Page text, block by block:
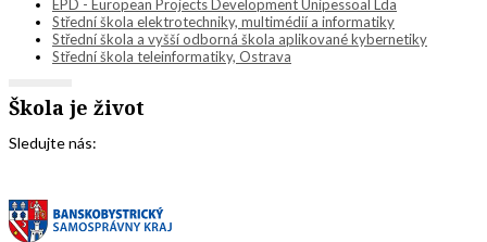
EPD - European Projects Development Unipessoal Lda
Střední škola elektrotechniky, multimédií a informatiky
Střední škola a vyšší odborná škola aplikované kybernetiky
Střední škola teleinformatiky, Ostrava
Škola je život
Sledujte nás: